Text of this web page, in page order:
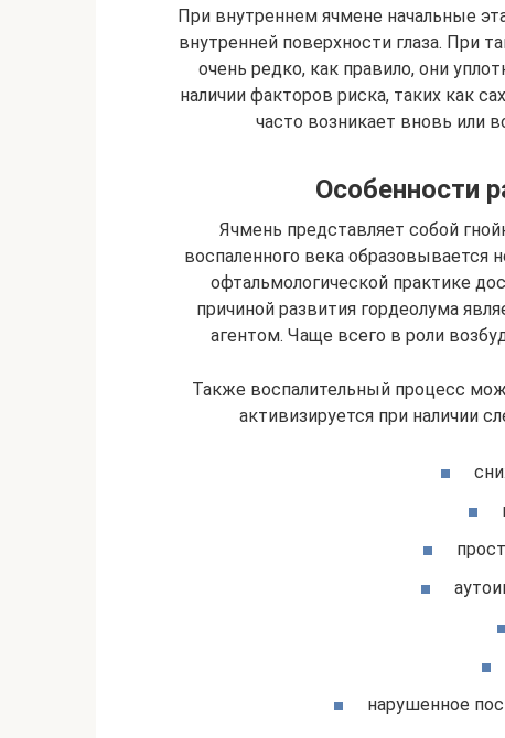
При внутреннем ячмене начальные
внутренней поверхности глаза. При
очень редко, как правило, они
наличии факторов риска, таких как
часто возникает вновь или
Особенности
Ячмень представляет собой
воспаленного века образовывается
офтальмологической практике
причиной развития гордеолума
агентом. Чаще всего в роли
Также воспалительный процесс
активизируется при наличии
нарушенное